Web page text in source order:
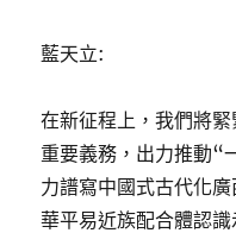
藍天立:
在新征程上，我們將
重要義務，出力推動“
力譜寫中國式古代化
華平易近族配合體認